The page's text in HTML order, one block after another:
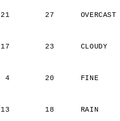
27      OVERCAST
23      CLOUDY
4        20      FINE
13        18      RAIN